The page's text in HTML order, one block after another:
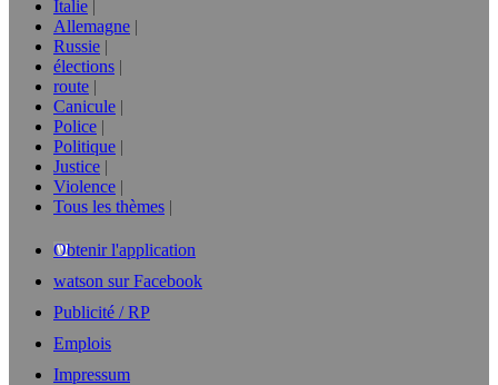
Italie
Allemagne
Russie
élections
route
Canicule
Police
Politique
Justice
Violence
Tous les thèmes
Obtenir l'application
watson sur Facebook
Publicité / RP
Emplois
Impressum